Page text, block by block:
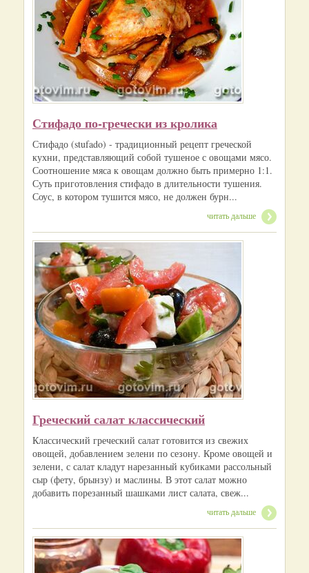
Стифадо по-гречески из кролика
Стифадо (stufado) - традиционный рецепт греческой
кухни, представляющий собой тушеное с овощами мясо.
Соотношение мяса к овощам должно быть примерно 1:1.
Суть приготовления стифадо в длительности тушения.
Соус, в котором тушится мясо, не должен бурн...
читать дальше
Греческий салат классический
Классический греческий салат готовится из свежих
овощей, добавлением зелени по сезону. Кроме овощей и
зелени, с салат кладут нарезанный кубиками рассольный
сыр (фету, брынзу) и маслины. В этот салат можно
добавить порезанный шашками лист салата, свеж...
читать дальше